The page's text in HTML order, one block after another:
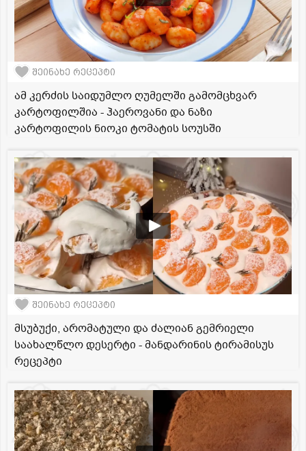
შეინახე რეცეპტი
ამ კერძის საიდუმლო ღუმელში გამომცხვარ
კარტოფილშია - ჰაეროვანი და ნაზი
კარტოფილის ნიოკი ტომატის სოუსში
შეინახე რეცეპტი
მსუბუქი, არომატული და ძალიან გემრიელი
საახალწლო დესერტი - მანდარინის ტირამისუს
რეცეპტი